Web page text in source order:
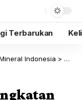
Terbarukan
Indonesia > Blog